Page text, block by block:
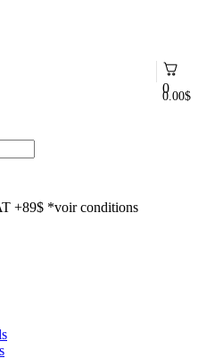
0
0.00$
+89$ *voir conditions